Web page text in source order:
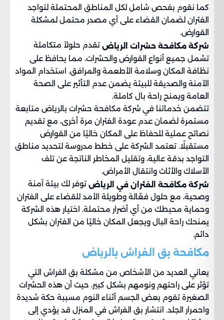
كما نقوم بفحص شامل لكل المناطق المحتملة لتواجد
الفئران لضمان القضاء على أي مصدر محتمل لمشكلة
القوارض.
شركة مكافحة حشرات الرياض تقدم حلولاً متكاملة
تشمل جميع أنواع القوارض والحشرات، مما يحافظ على
نظافة المكان وسلامة الأطعمة والمرافق. استخدام المواد
الآمنة والصديقة للبيئة يضمن عدم التأثير على الصحة
العامة ويمنح راحة بال كاملة.
تتضمن خدماتنا في شركة مكافحة حشرات بالرياض متابعة
مستمرة لضمان عدم عودة الفئران مرة أخرى، مع تقديم
نصائح عملية للحفاظ على المكان خاليًا من القوارض
مستقبلًا. تعتمد الشركة على خطط مدروسة لتحديد مناطق
التواجد بدقة عالية، وتقليل المخاطر الناتجة عن تلف
الأسلاك والأثاث وانتقال الأمراض.
شركة مكافحة الفئران في الرياض توفر لك بيئة آمنة
وصحية، مع حلول فعّالة وطويلة الأمد للقضاء على الفئران
وحماية محيطك من أي أضرار محتملة. اختيار هذه الشركة
يمنحك راحة البال ويجعل المكان خاليًا من الفئران بشكل
دائم.
مكافحة بق الفراش بالرياض
يعاني العديد من الأشخاص من مشكلة بق الفراش التي
تؤثر على راحتهم ونومهم بشكل كبير، حيث أن هذه الحشرات
الصغيرة تقوم بعض الجسم أثناء النوم مسببة حكة شديدة
واحمرار الجلد. انتشار بق الفراش في المنزل قد يؤدي إلى